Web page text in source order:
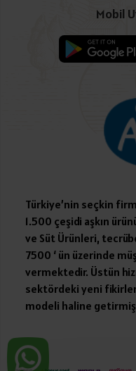
Mobil
Türkiye’nin seçkin
1.500 çeşidi aşkın
ve Süt Ürünleri,
7500 ‘ ün üzerinde
vermektedir. Üstün
sektördeki yeni
modeli haline